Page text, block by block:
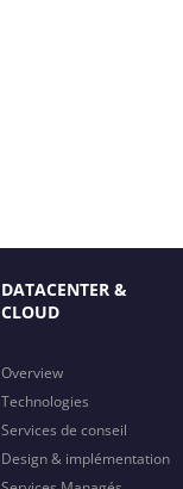
DATACENTER &
CLOUD
Overview
Technologies
Services de conseil
Design & implémentation